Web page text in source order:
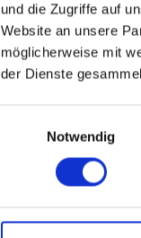
und die Zugriffe auf
Website an unsere
möglicherweise mit
der Dienste
Notwendig